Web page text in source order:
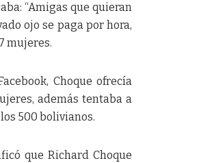
“Amigas que quieran
ojo se paga por hora,
mujeres.
Choque ofrecía
además tentaba a
500 bolivianos.
que Richard Choque